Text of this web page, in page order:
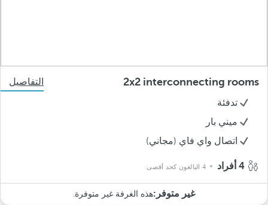
2x2 interconnecting rooms
التفاصيل
تدفئة
ميني بار
اتصال واي فاي (مجاني)
4 البالغون كحد أقصى
غير متوفر:هذه الغرفة غير متوفرة.